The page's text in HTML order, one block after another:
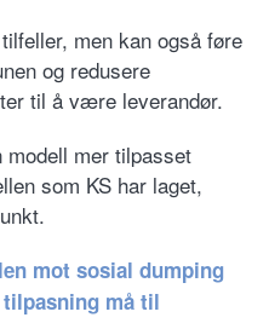
men kan også føre
og redusere
til å være leverandør.
mer tilpasset
som KS har laget,
mot sosial dumping
må til